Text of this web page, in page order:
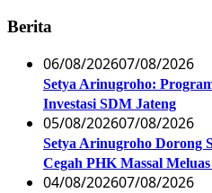
Berita
06/08/202607/08/2026
Setya Arinugroho:
Investasi SDM Jateng
05/08/202607/08/2026
Setya Arinugroho Dorong
Cegah PHK Massal
04/08/202607/08/2026